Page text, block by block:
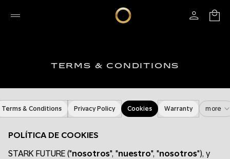
TERMS & CONDITIONS
Terms & Conditions Privacy Policy Cookies Warranty more
POLÍTICA DE COOKIES
STARK FUTURE ("nosotros", "nuestro", "nosotros"), y